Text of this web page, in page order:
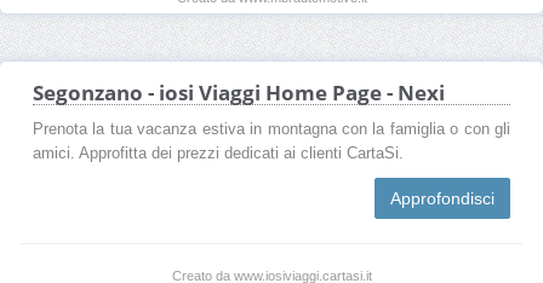
Segonzano - iosi Viaggi Home Page - Nexi
Prenota la tua vacanza estiva in montagna con la famiglia o con gli
amici. Approfitta dei prezzi dedicati ai clienti CartaSi.
Approfondisci
Creato da www.iosiviaggi.cartasi.it